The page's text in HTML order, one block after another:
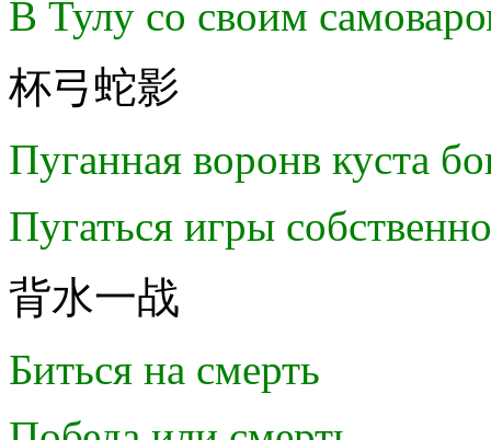
В Тулу со своим
杯弓蛇影
Пуганная воронв куста
Пугаться игры
背水一战
Биться на смерть